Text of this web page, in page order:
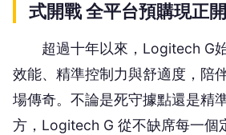
式開戰 全平台預購現正
超過十年以來，Logitech G始
效能、精準控制力與舒適度，陪
場傳奇。不論是死守據點還是精
方，Logitech G 從不缺席每一個